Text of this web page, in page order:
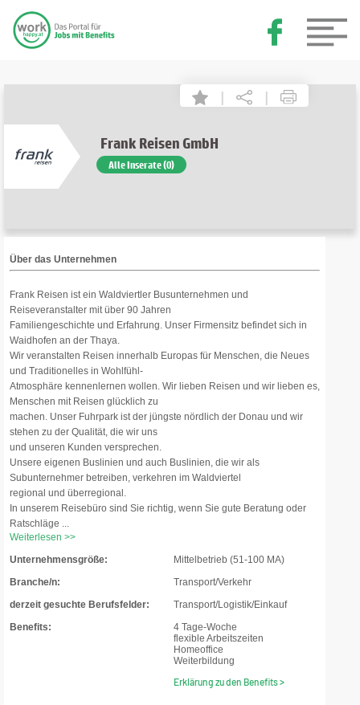
| |
Frank Reisen GmbH
Alle Inserate (0)
Über das Unternehmen
Frank Reisen ist ein Waldviertler Busunternehmen und
Reiseveranstalter mit über 90 Jahren
Familiengeschichte und Erfahrung. Unser Firmensitz befindet sich in
Waidhofen an der Thaya.
Wir veranstalten Reisen innerhalb Europas für Menschen, die Neues
und Traditionelles in Wohlfühl-
Atmosphäre kennenlernen wollen. Wir lieben Reisen und wir lieben es,
Menschen mit Reisen glücklich zu
machen. Unser Fuhrpark ist der jüngste nördlich der Donau und wir
stehen zu der Qualität, die wir uns
und unseren Kunden versprechen.
Unsere eigenen Buslinien und auch Buslinien, die wir als
Subunternehmer betreiben, verkehren im Waldviertel
regional und überregional.
In unserem Reisebüro sind Sie richtig, wenn Sie gute Beratung oder
Ratschläge ...
Weiterlesen >>
Unternehmensgröße:
Mittelbetrieb (51-100 MA)
Branche/n:
Transport/Verkehr
derzeit gesuchte Berufsfelder:
Transport/Logistik/Einkauf
Benefits:
4 Tage-Woche
flexible Arbeitszeiten
Homeoffice
Weiterbildung
Erklärung zu den Benefits >